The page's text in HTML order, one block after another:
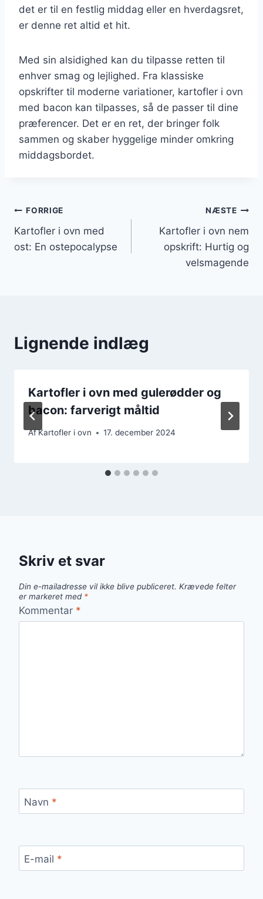
det er til en festlig middag eller en hverdagsret,
er denne ret altid et hit.
Med sin alsidighed kan du tilpasse retten til
enhver smag og lejlighed. Fra klassiske
opskrifter til moderne variationer, kartofler i ovn
med bacon kan tilpasses, så de passer til dine
præferencer. Det er en ret, der bringer folk
sammen og skaber hyggelige minder omkring
middagsbordet.
Indlægsnavigation
FORRIGE
Kartofler i ovn med
ost: En ostepocalypse
NÆSTE
Kartofler i ovn nem
opskrift: Hurtig og
velsmagende
Lignende indlæg
Kartofler i ovn med gulerødder og
bacon: farverigt måltid
AfKartofler i ovn 17. december 2024
Skriv et svar
Din e-mailadresse vil ikke blive publiceret. Krævede felter
er markeret med *
Kommentar *
Navn *
E-mail *